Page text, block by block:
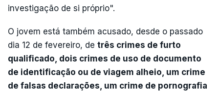
investigação de si próprio".
O jovem está também acusado, desde o passado
dia 12 de fevereiro, de três crimes de furto
qualificado, dois crimes de uso de documento
de identificação ou de viagem alheio, um crime
de falsas declarações, um crime de pornografia